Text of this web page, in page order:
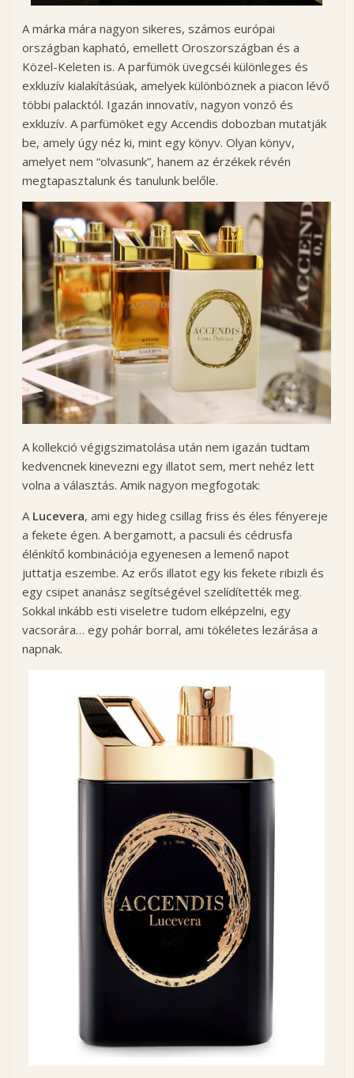
A márka mára nagyon sikeres, számos európai
országban kapható, emellett Oroszországban és a
Közel-Keleten is. A parfümök üvegcséi különleges és
exkluzív kialakításúak, amelyek különböznek a piacon lévő
többi palacktól. Igazán innovatív, nagyon vonzó és
exkluzív. A parfümöket egy Accendis dobozban mutatják
be, amely úgy néz ki, mint egy könyv. Olyan könyv,
amelyet nem “olvasunk”, hanem az érzékek révén
megtapasztalunk és tanulunk belőle.
A kollekció végigszimatolása után nem igazán tudtam
kedvencnek kinevezni egy illatot sem, mert nehéz lett
volna a választás. Amik nagyon megfogotak:
A Lucevera, ami egy hideg csillag friss és éles fényereje
a fekete égen. A bergamott, a pacsuli és cédrusfa
élénkítő kombinációja egyenesen a lemenő napot
juttatja eszembe. Az erős illatot egy kis fekete ribizli és
egy csipet ananász segítségével szelídítették meg.
Sokkal inkább esti viseletre tudom elképzelni, egy
vacsorára… egy pohár borral, ami tökéletes lezárása a
napnak.